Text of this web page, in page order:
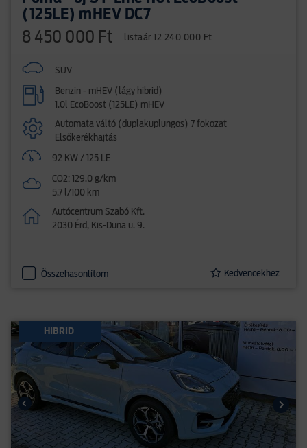
(125LE) mHEV DC7
8 450 000 Ft listaár 12 240 000 Ft
SUV
Benzin - mHEV (lágy hibrid)
1.0l EcoBoost (125LE) mHEV
Automata váltó (duplakuplungos) 7 fokozat
Elsőkerékhajtás
92 KW / 125 LE
CO2: 129.0 g/km
5.7 l/100 km
Autócentrum Szabó Kft.
2030 Érd, Kis-Duna u. 9.
Összehasonlítom Kedvencekhez
HIBRID